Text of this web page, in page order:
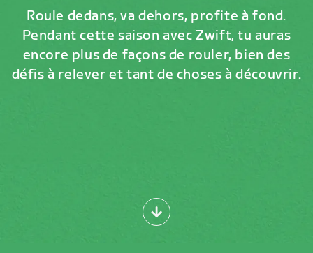
Roule dedans, va dehors, profite à fond.
Pendant cette saison avec Zwift, tu auras
encore plus de façons de rouler, bien des
défis à relever et tant de choses à découvrir.